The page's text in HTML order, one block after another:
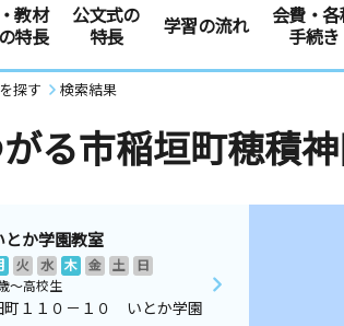
教材
特長
公文式の
特長
学習の流れ
会費・各
手続き
探す 検索結果
る市稲垣町穂積
とか学園教室
火 水 木 金 土
日
～高校生
町１１０－１０ いとか学園